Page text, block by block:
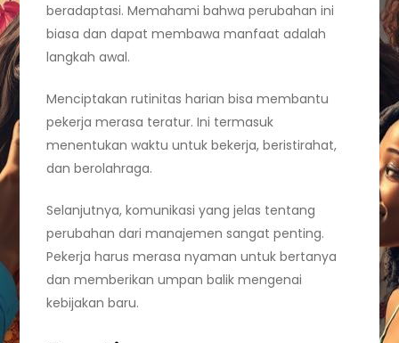
beradaptasi. Memahami bahwa perubahan ini
biasa dan dapat membawa manfaat adalah
langkah awal.
Menciptakan rutinitas harian bisa membantu
pekerja merasa teratur. Ini termasuk
menentukan waktu untuk bekerja, beristirahat,
dan berolahraga.
Selanjutnya, komunikasi yang jelas tentang
perubahan dari manajemen sangat penting.
Pekerja harus merasa nyaman untuk bertanya
dan memberikan umpan balik mengenai
kebijakan baru.